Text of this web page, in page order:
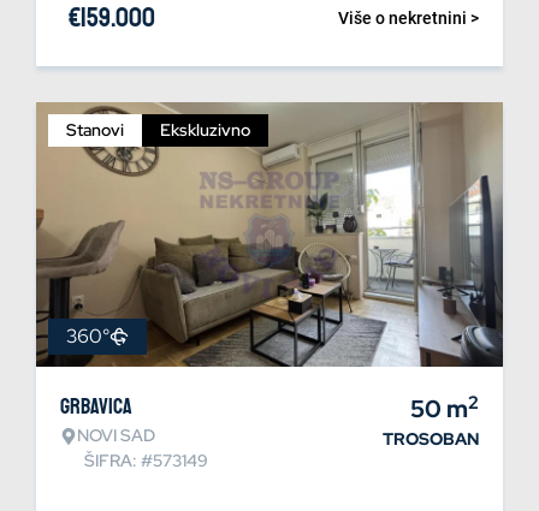
Više o nekretnini >
€159.000
Stanovi Ekskluzivno
360°
Grbavica
NOVI SAD
ŠIFRA: #573149
50 m2
TROSOBAN